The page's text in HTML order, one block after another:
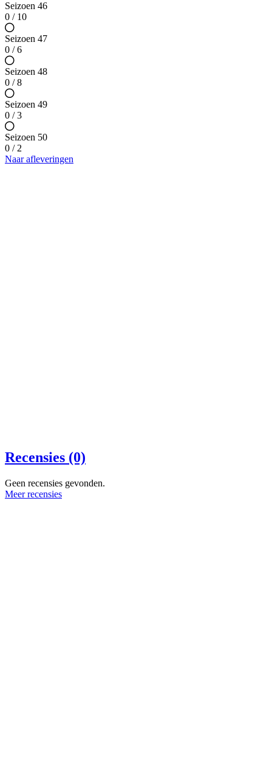
Seizoen 46
0 / 10
Seizoen 47
0 / 6
Seizoen 48
0 / 8
Seizoen 49
0 / 3
Seizoen 50
0 / 2
Naar afleveringen
Recensies (0)
Geen recensies gevonden.
Meer recensies